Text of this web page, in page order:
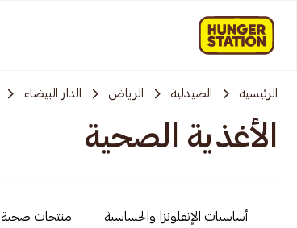
الرئيسية الصيدلية الرياض الدار البيضاء
الأغذية الصحية
أساسيات الإنفلونزا والحساسية منتجات صحية